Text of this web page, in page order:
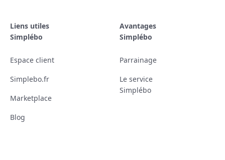
Liens utiles
Simplébo
Espace client
Simplebo.fr
Marketplace
Blog
Avantages
Simplébo
Parrainage
Le service
Simplébo